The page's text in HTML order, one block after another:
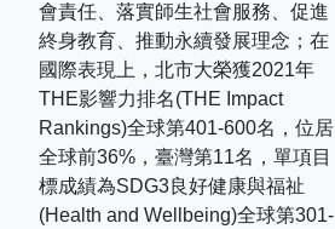
會責任、落實師生社會服務、促進
終身教育、推動永續發展理念；在
國際表現上， 北市大榮獲2021年
THE影響力排名(THE Impact
Rankings)全球第401-600名，位居
全球前36% ，臺灣第11名，單項目
標成績為SDG3良好健康與福祉
(Health and Wellbeing)全球第301-